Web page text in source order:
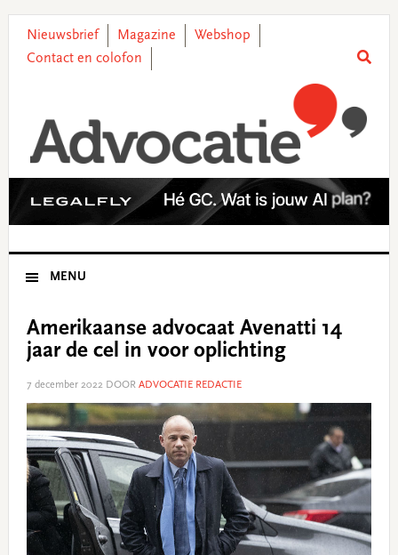
primary
main
primary
footer
Nieuwsbrief Magazine
Webshop
Contact en colofon
MENU
Amerikaanse advocaat Avenatti 14
jaar de cel in voor oplichting
7 december 2022DOOR ADVOCATIE REDACTIE